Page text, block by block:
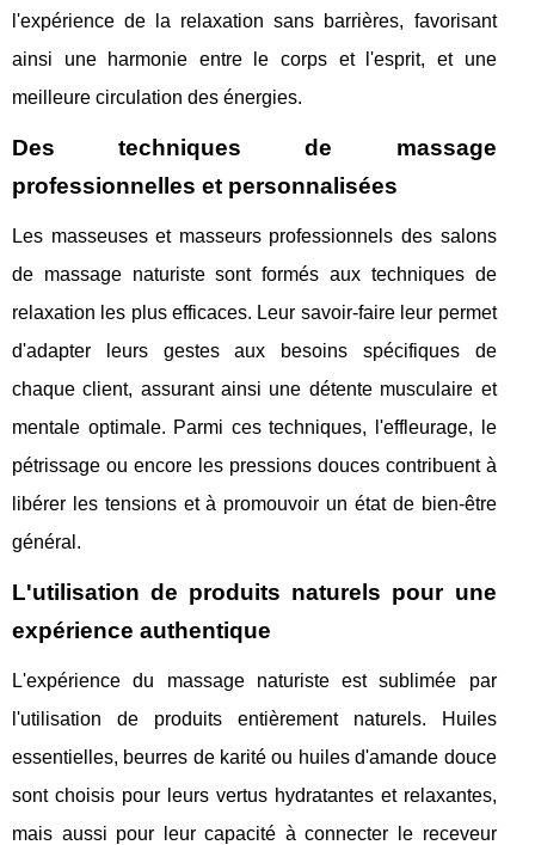
l'expérience de la relaxation sans barrières, favorisant
ainsi une harmonie entre le corps et l'esprit, et une
meilleure circulation des énergies.
Des techniques de massage
professionnelles et personnalisées
Les masseuses et masseurs professionnels des salons
de massage naturiste sont formés aux techniques de
relaxation les plus efficaces. Leur savoir-faire leur permet
d'adapter leurs gestes aux besoins spécifiques de
chaque client, assurant ainsi une détente musculaire et
mentale optimale. Parmi ces techniques, l'effleurage, le
pétrissage ou encore les pressions douces contribuent à
libérer les tensions et à promouvoir un état de bien-être
général.
L'utilisation de produits naturels pour une
expérience authentique
L'expérience du massage naturiste est sublimée par
l'utilisation de produits entièrement naturels. Huiles
essentielles, beurres de karité ou huiles d'amande douce
sont choisis pour leurs vertus hydratantes et relaxantes,
mais aussi pour leur capacité à connecter le receveur